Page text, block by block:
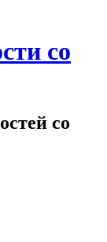
со
со